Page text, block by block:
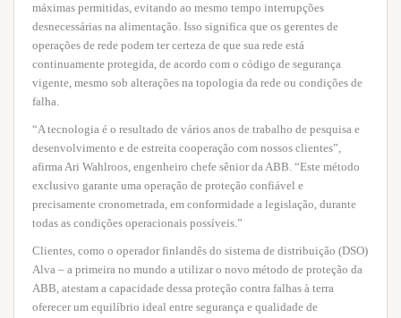
máximas permitidas, evitando ao mesmo tempo interrupções
desnecessárias na alimentação. Isso significa que os gerentes de
operações de rede podem ter certeza de que sua rede está
continuamente protegida, de acordo com o código de segurança
vigente, mesmo sob alterações na topologia da rede ou condições de
falha.
“A tecnologia é o resultado de vários anos de trabalho de pesquisa e
desenvolvimento e de estreita cooperação com nossos clientes”,
afirma Ari Wahlroos, engenheiro chefe sênior da ABB. “Este método
exclusivo garante uma operação de proteção confiável e
precisamente cronometrada, em conformidade a legislação, durante
todas as condições operacionais possíveis.”
Clientes, como o operador finlandês do sistema de distribuição (DSO)
Alva – a primeira no mundo a utilizar o novo método de proteção da
ABB, atestam a capacidade dessa proteção contra falhas à terra
oferecer um equilíbrio ideal entre segurança e qualidade de